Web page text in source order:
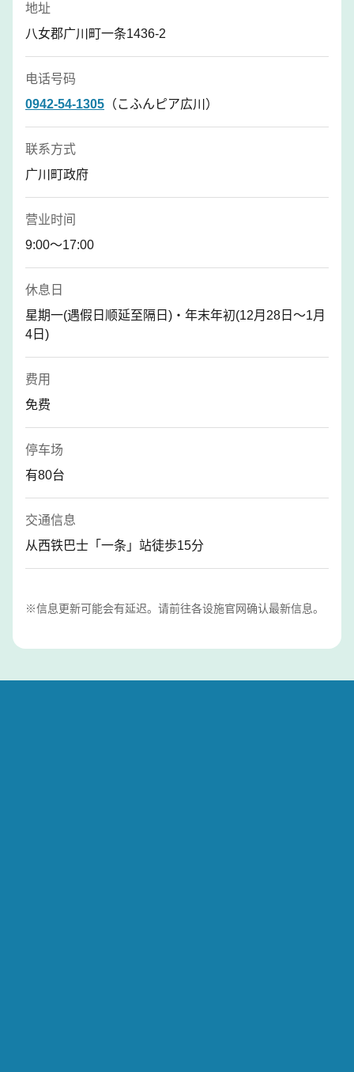
地址
八女郡广川町一条1436-2
电话号码
0942-54-1305 （こふんピア広川）
联系方式
广川町政府
营业时间
9:00～17:00
休息日
星期一(遇假日顺延至隔日)・年末年初(12月28日～1月
4日)
费用
免费
停车场
有80台
交通信息
从西铁巴士「一条」站徒歩15分
※信息更新可能会有延迟。请前往各设施官网确认最新信息。